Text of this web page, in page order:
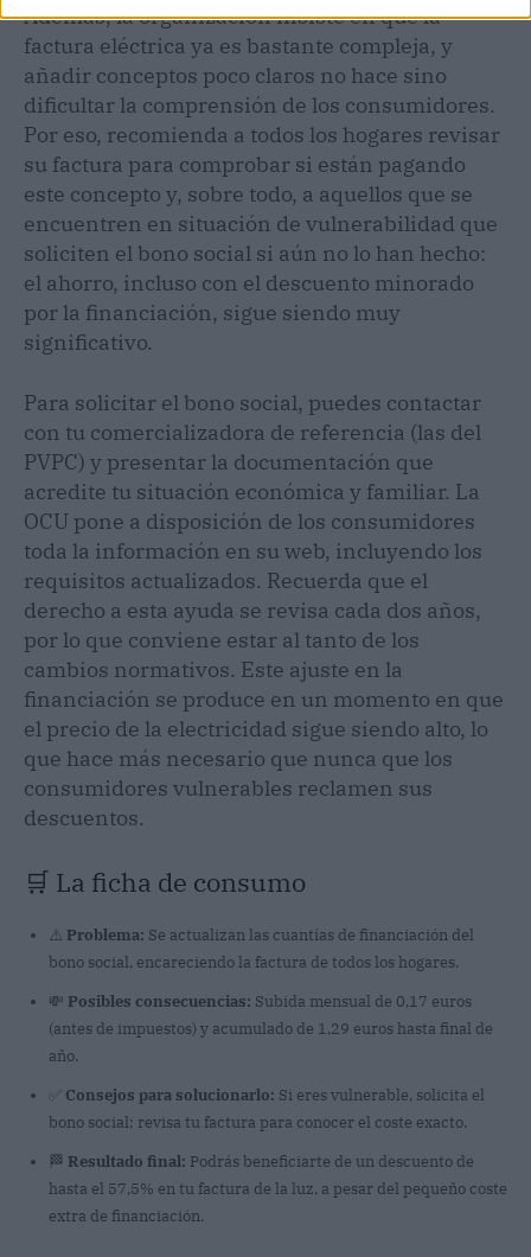
Además, la organización insiste en que la
factura eléctrica ya es bastante compleja, y
añadir conceptos poco claros no hace sino
dificultar la comprensión de los consumidores.
Por eso, recomienda a todos los hogares revisar
su factura para comprobar si están pagando
este concepto y, sobre todo, a aquellos que se
encuentren en situación de vulnerabilidad que
soliciten el bono social si aún no lo han hecho:
el ahorro, incluso con el descuento minorado
por la financiación, sigue siendo muy
significativo.
Para solicitar el bono social, puedes contactar
con tu comercializadora de referencia (las del
PVPC) y presentar la documentación que
acredite tu situación económica y familiar. La
OCU pone a disposición de los consumidores
toda la información en su web, incluyendo los
requisitos actualizados. Recuerda que el
derecho a esta ayuda se revisa cada dos años,
por lo que conviene estar al tanto de los
cambios normativos. Este ajuste en la
financiación se produce en un momento en que
el precio de la electricidad sigue siendo alto, lo
que hace más necesario que nunca que los
consumidores vulnerables reclamen sus
descuentos.
🛒 La ficha de consumo
⚠️ Problema: Se actualizan las cuantías de financiación del
bono social, encareciendo la factura de todos los hogares.
💸 Posibles consecuencias: Subida mensual de 0,17 euros
(antes de impuestos) y acumulado de 1,29 euros hasta final de
año.
Consejos para solucionarlo: Si eres vulnerable, solicita el
bono social; revisa tu factura para conocer el coste exacto.
🏁 Resultado final: Podrás beneficiarte de un descuento de
hasta el 57,5% en tu factura de la luz, a pesar del pequeño coste
extra de financiación.